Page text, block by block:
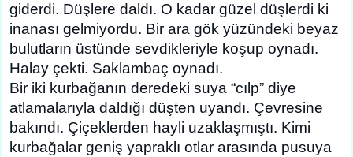
giderdi. Düşlere daldı. O kadar güzel düşlerdi ki
inanası gelmiyordu. Bir ara gök yüzündeki beyaz
bulutların üstünde sevdikleriyle koşup oynadı.
Halay çekti. Saklambaç oynadı.
Bir iki kurbağanın deredeki suya “cılp” diye
atlamalarıyla daldığı düşten uyandı. Çevresine
bakındı. Çiçeklerden hayli uzaklaşmıştı. Kimi
kurbağalar geniş yapraklı otlar arasında pusuya